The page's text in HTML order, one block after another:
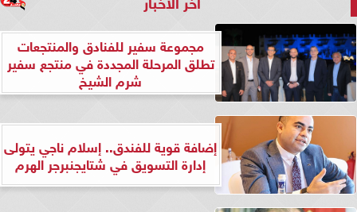
مجموعة سفير للفنادق والمنتجعات
تطلق المرحلة المجددة في منتجع سفير
شرم الشيخ
إضافة قوية للفندق.. إسلام ناجي يتولى
إدارة التسويق في شتايجنبرجر الهرم